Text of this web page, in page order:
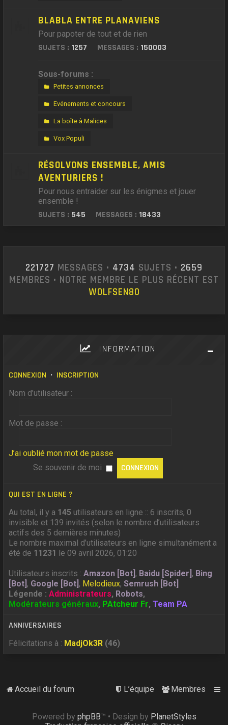
BLABLA ENTRE PLANAVIENS
Pour papoter de tout et de rien
SUJETS : 1257 MESSAGES : 150003
Sous-forums :
Petites annonces
Evénements et concours
La boîte à Malices
Vox Populi
RÉSOLVONS ENSEMBLE, AMIS
AVENTURIERS !
Pour nous entraider sur les énigmes et jouer
ensemble !
SUJETS : 545 MESSAGES : 18433
221727 MESSAGES • 4734 SUJETS • 2659
MEMBRES • NOTRE MEMBRE LE PLUS RÉCENT EST
WOLFSEN80
INFORMATION
CONNEXION • INSCRIPTION
Nom d’utilisateur :
Mot de passe :
J’ai oublié mon mot de passe
Se souvenir de moi
QUI EST EN LIGNE ?
Au total, il y a 145 utilisateurs en ligne :: 6 inscrits, 0
invisible et 139 invités (selon le nombre d’utilisateurs
actifs des 5 dernières minutes)
Le nombre maximal d’utilisateurs en ligne simultanément a
été de 11231 le 09 avril 2026, 01:20
Utilisateurs inscrits :Amazon [Bot], Baidu [Spider], Bing
[Bot], Google [Bot], Melodieux,Semrush [Bot]
Légende :Administrateurs, Robots,
Modérateurs généraux, PAtcheur Fr,Team PA
ANNIVERSAIRES
Félicitations à : MadjOk3R (46)
Accueil du forum Membres
L’équipe
Powered by phpBB™ • Design by PlanetStyles